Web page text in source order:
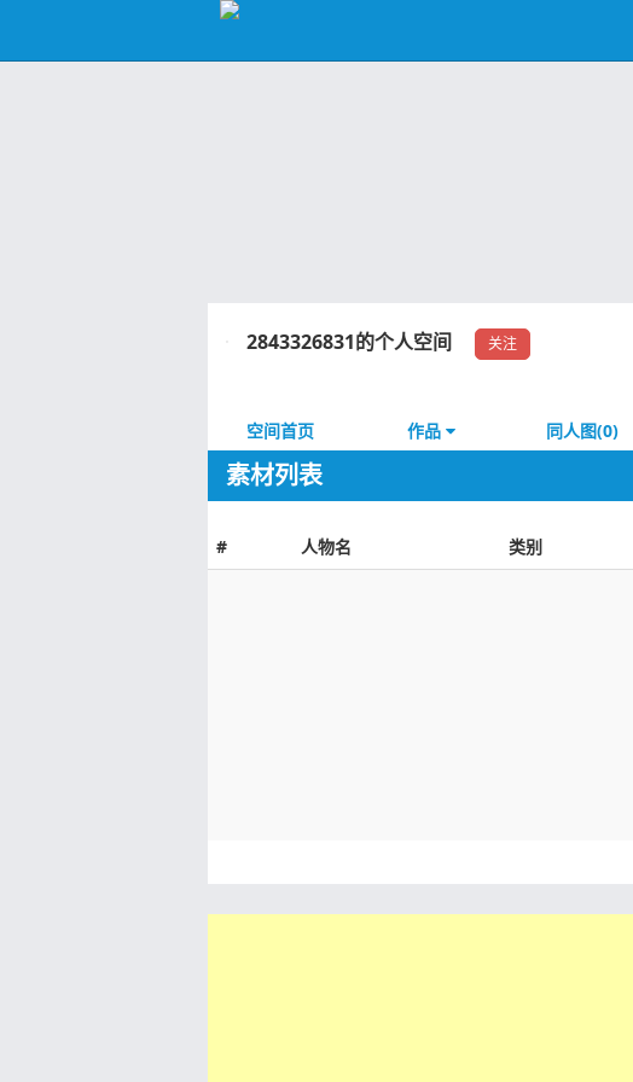
2843326831的个人空间 关注
空间首页 作品 同人图(0)
素材列表
# 人物名 类别